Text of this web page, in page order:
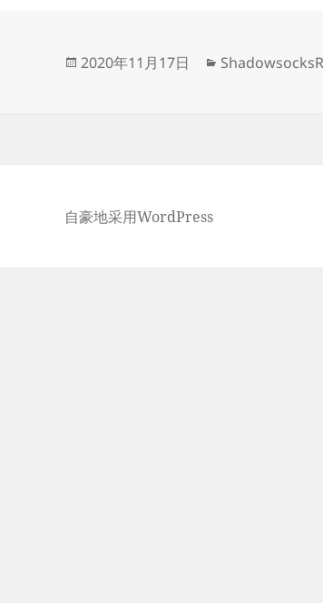
发
2020年11月17日
分
ShadowsocksR
自豪地采用WordPress